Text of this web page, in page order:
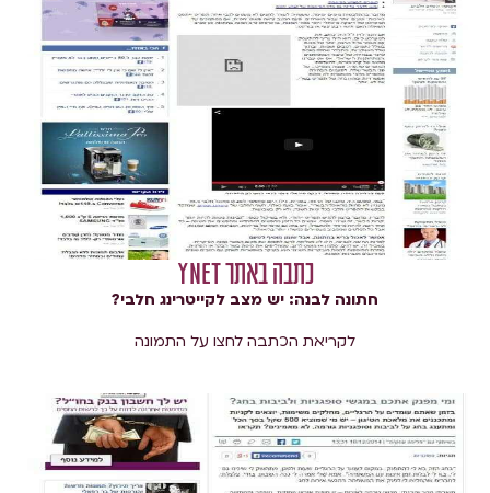
כתבה באתר ynet
חתונה לבנה: יש מצב לקייטרינג חלבי?
לקריאת הכתבה לחצו על התמונה​